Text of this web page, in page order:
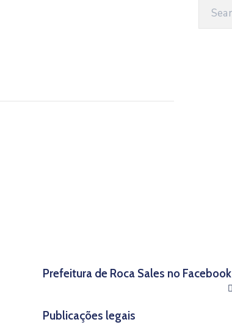
Prefeitura de Roca Sales no Facebook
Publicações legais